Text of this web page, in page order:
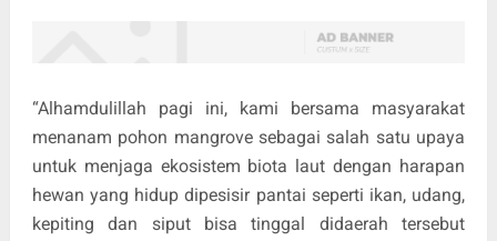
“Alhamdulillah pagi ini, kami bersama masyarakat
menanam pohon mangrove sebagai salah satu upaya
untuk menjaga ekosistem biota laut dengan harapan
hewan yang hidup dipesisir pantai seperti ikan, udang,
kepiting dan siput bisa tinggal didaerah tersebut